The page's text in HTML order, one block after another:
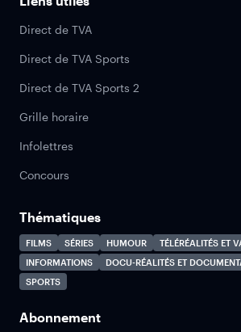
Direct de TVA
Direct de TVA Sports
Direct de TVA Sports 2
Grille horaire
Infolettres
Concours
Thématiques
FILMS SÉRIES HUMOUR
TÉLÉRÉALITÉS ET
INFORMATIONS
DOCU-RÉALITÉS ET
SPORTS
Abonnement